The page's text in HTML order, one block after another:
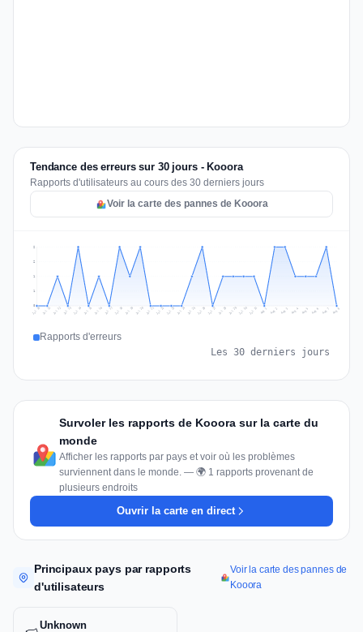
Tendance des erreurs sur 30 jours - Kooora
Rapports d'utilisateurs au cours des 30 derniers jours
Voir la carte des pannes de Kooora
1
1
2
2
Jul 10 Jul 11 Jul 12 Jul 13 Jul 14 Jul 15 Jul 16 Jul 17 Jul 18 Jul 19 Jul 20 Jul 21 Jul 22 Jul 23 Jul 24 Jul 25 Jul 26 Jul 27 Jul 28 Jul 29 Jul 30 Jul 31 Aug 1 Aug 2 Aug 3 Aug 4 Aug 5 Aug 6 Aug 7 Aug 8
Rapports d'erreurs
Les 30 derniers jours
Survoler les rapports de Kooora sur la carte du
monde
Afficher les rapports par pays et voir où les problèmes
surviennent dans le monde. — 🌍 1 rapports provenant de
plusieurs endroits
Ouvrir la carte en direct
Principaux pays par rapports
d'utilisateurs
Voir la carte des pannes de
Kooora
Unknown